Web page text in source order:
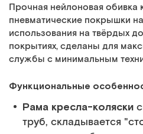
Прочная нейлоновая обивка
пневматические покрышки
использования на твёрдых
покрытиях, сделаны для
службы с минимальным
Функциональные
Рама кресла-коляски
труб, складывается